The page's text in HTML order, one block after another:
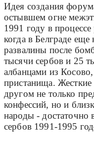
Идея создания
остывшем огне
1991 году в
когда в Белграде еще
развалины после
тысячи сербов и 25
албанцами из
пристанища. Жесткие
другом не только
конфессий, но и
народы - достаточно
сербов 1991-1995